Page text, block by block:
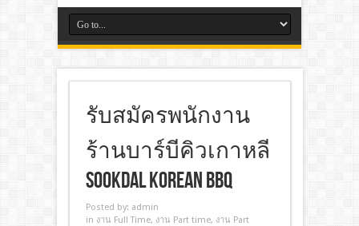
รับสมัครพนักงาน
ร้านบาร์บีคิวเกาหลี
Sookdal Korean BBQ
Posted by: admin
in งาน Full Time, งาน Part time, งาน Part